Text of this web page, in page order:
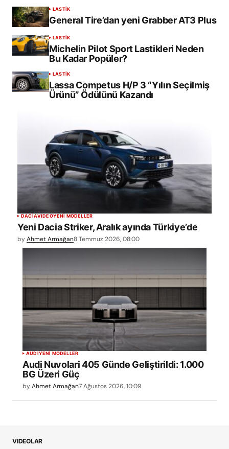
LASTİK
General Tire’dan yeni Grabber AT3 Plus
LASTİK
Michelin Pilot Sport Lastikleri Neden
Bu Kadar Popüler?
LASTİK
Lassa Competus H/P 3 “Yılın Seçilmiş
Ürünü” Ödülünü Kazandı
DACIAVIDEOYENİ MODELLER
Yeni Dacia Striker, Aralık ayında Türkiye’de
byAhmet Armağan8 Temmuz 2026, 08:00
AUDIYENİ MODELLER
Audi Nuvolari 405 Günde Geliştirildi: 1.000
BG Üzeri Güç
byAhmet Armağan7 Ağustos 2026, 10:09
VIDEOLAR